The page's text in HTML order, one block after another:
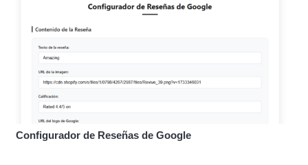
Configurador de Reseñas de Google